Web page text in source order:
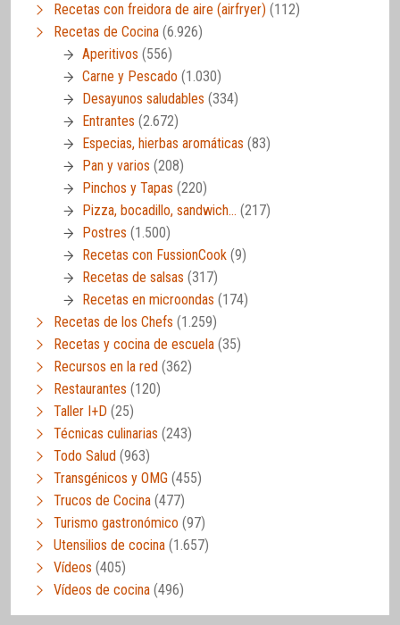
Recetas con freidora de aire (airfryer) (112)
Recetas de Cocina (6.926)
Aperitivos (556)
Carne y Pescado (1.030)
Desayunos saludables (334)
Entrantes (2.672)
Especias, hierbas aromáticas (83)
Pan y varios (208)
Pinchos y Tapas (220)
Pizza, bocadillo, sandwich… (217)
Postres (1.500)
Recetas con FussionCook (9)
Recetas de salsas (317)
Recetas en microondas (174)
Recetas de los Chefs (1.259)
Recetas y cocina de escuela (35)
Recursos en la red (362)
Restaurantes (120)
Taller I+D (25)
Técnicas culinarias (243)
Todo Salud (963)
Transgénicos y OMG (455)
Trucos de Cocina (477)
Turismo gastronómico (97)
Utensilios de cocina (1.657)
Vídeos (405)
Vídeos de cocina (496)